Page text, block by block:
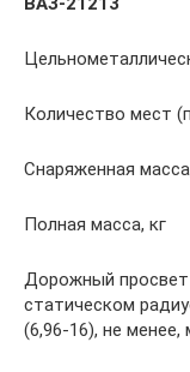
Количество мест
Снаряженная
Полная масса, кг
Дорожный просвет
статическом
(6,96-16), не менее,